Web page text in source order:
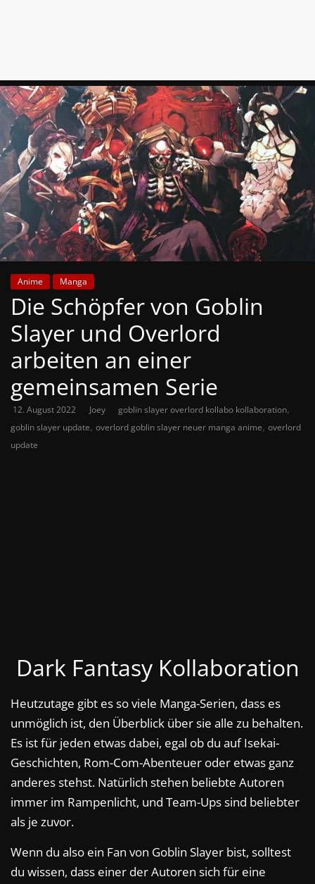
findest
du
die
aktuellsten
Anime-
News
aus
Japan
und
Deutschland
Anime Manga
Die Schöpfer von Goblin
Slayer und Overlord
arbeiten an einer
gemeinsamen Serie
12. August 2022 Joey goblin slayer overlord kollabo kollaboration,
goblin slayer update, overlord goblin slayer neuer manga anime, overlord
update
Dark Fantasy Kollaboration
Heutzutage gibt es so viele Manga-Serien, dass es
unmöglich ist, den Überblick über sie alle zu behalten.
Es ist für jeden etwas dabei, egal ob du auf Isekai-
Geschichten, Rom-Com-Abenteuer oder etwas ganz
anderes stehst. Natürlich stehen beliebte Autoren
immer im Rampenlicht, und Team-Ups sind beliebter
als je zuvor.
Wenn du also ein Fan von Goblin Slayer bist, solltest
du wissen, dass einer der Autoren sich für eine